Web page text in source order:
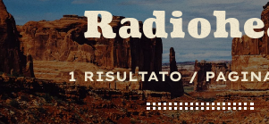
1 RISULTATO /